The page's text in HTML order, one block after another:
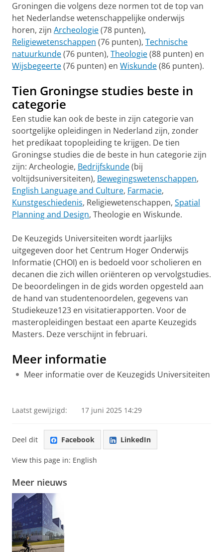
Groningen die volgens deze normen tot de top van
het Nederlandse wetenschappelijke onderwijs
horen, zijn Archeologie(78 punten),
Religiewetenschappen (76 punten), Technische
natuurkunde(76 punten), Theologie(88 punten) en
Wijsbegeerte(76 punten) en Wiskunde(86 punten).
Tien Groningse studies beste in
categorie
Een studie kan ook de beste in zijn categorie van
soortgelijke opleidingen in Nederland zijn, zonder
het predikaat topopleiding te krijgen. De tien
Groningse studies die de beste in hun categorie zijn
zijn: Archeologie, Bedrijfskunde(bij
voltijdsuniversiteiten), Bewegingswetenschappen,
English Language and Culture, Farmacie,
Kunstgeschiedenis, Religiewetenschappen, Spatial
Planning and Design, Theologie en Wiskunde.
De Keuzegids Universiteiten wordt jaarlijks
uitgegeven door het Centrum Hoger Onderwijs
Informatie (CHOI) en is bedoeld voor scholieren en
decanen die zich willen oriënteren op vervolgstudies.
De beoordelingen in de gids worden opgesteld aan
de hand van studentenoordelen, gegevens van
Studiekeuze123 en visitatierapporten. Voor de
masteropleidingen bestaat een aparte Keuzegids
Masters. Deze verschijnt in februari.
Meer informatie
Meer informatie over de Keuzegids Universiteiten
Laatst gewijzigd: 17 juni 2025 14:29
Deel dit Facebook LinkedIn
View this page in: English
Meer nieuws